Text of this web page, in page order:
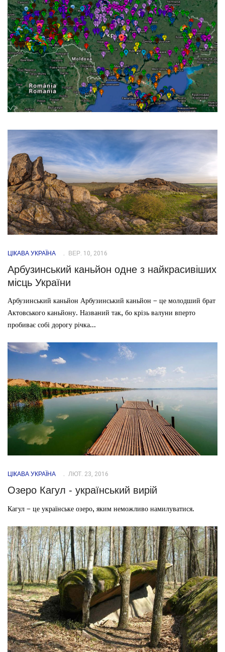
ЦІКАВА УКРАЇНА ВЕР. 10, 2016
Арбузинський каньйон одне з найкрасивіших
місць України
Арбузинський каньйон Арбузинський каньйон – це молодший брат
Актовського каньйону. Названий так, бо крізь валуни вперто
пробиває собі дорогу річка...
ЦІКАВА УКРАЇНА ЛЮТ. 23, 2016
Озеро Кагул - український вирій
Кагул – це українське озеро, яким неможливо намилуватися.